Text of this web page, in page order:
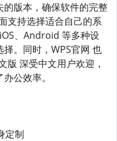
版本，确保软件的完整
支持选择适合自己的系
、Android 等多种设
。同时，WPS官网 也
版 深受中文用户欢迎，
公效率。
定制